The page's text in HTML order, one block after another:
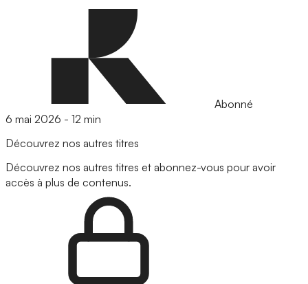
Abonné
6 mai 2026 - 12 min
Découvrez nos autres titres
Découvrez nos autres titres et abonnez-vous pour avoir
accès à plus de contenus.